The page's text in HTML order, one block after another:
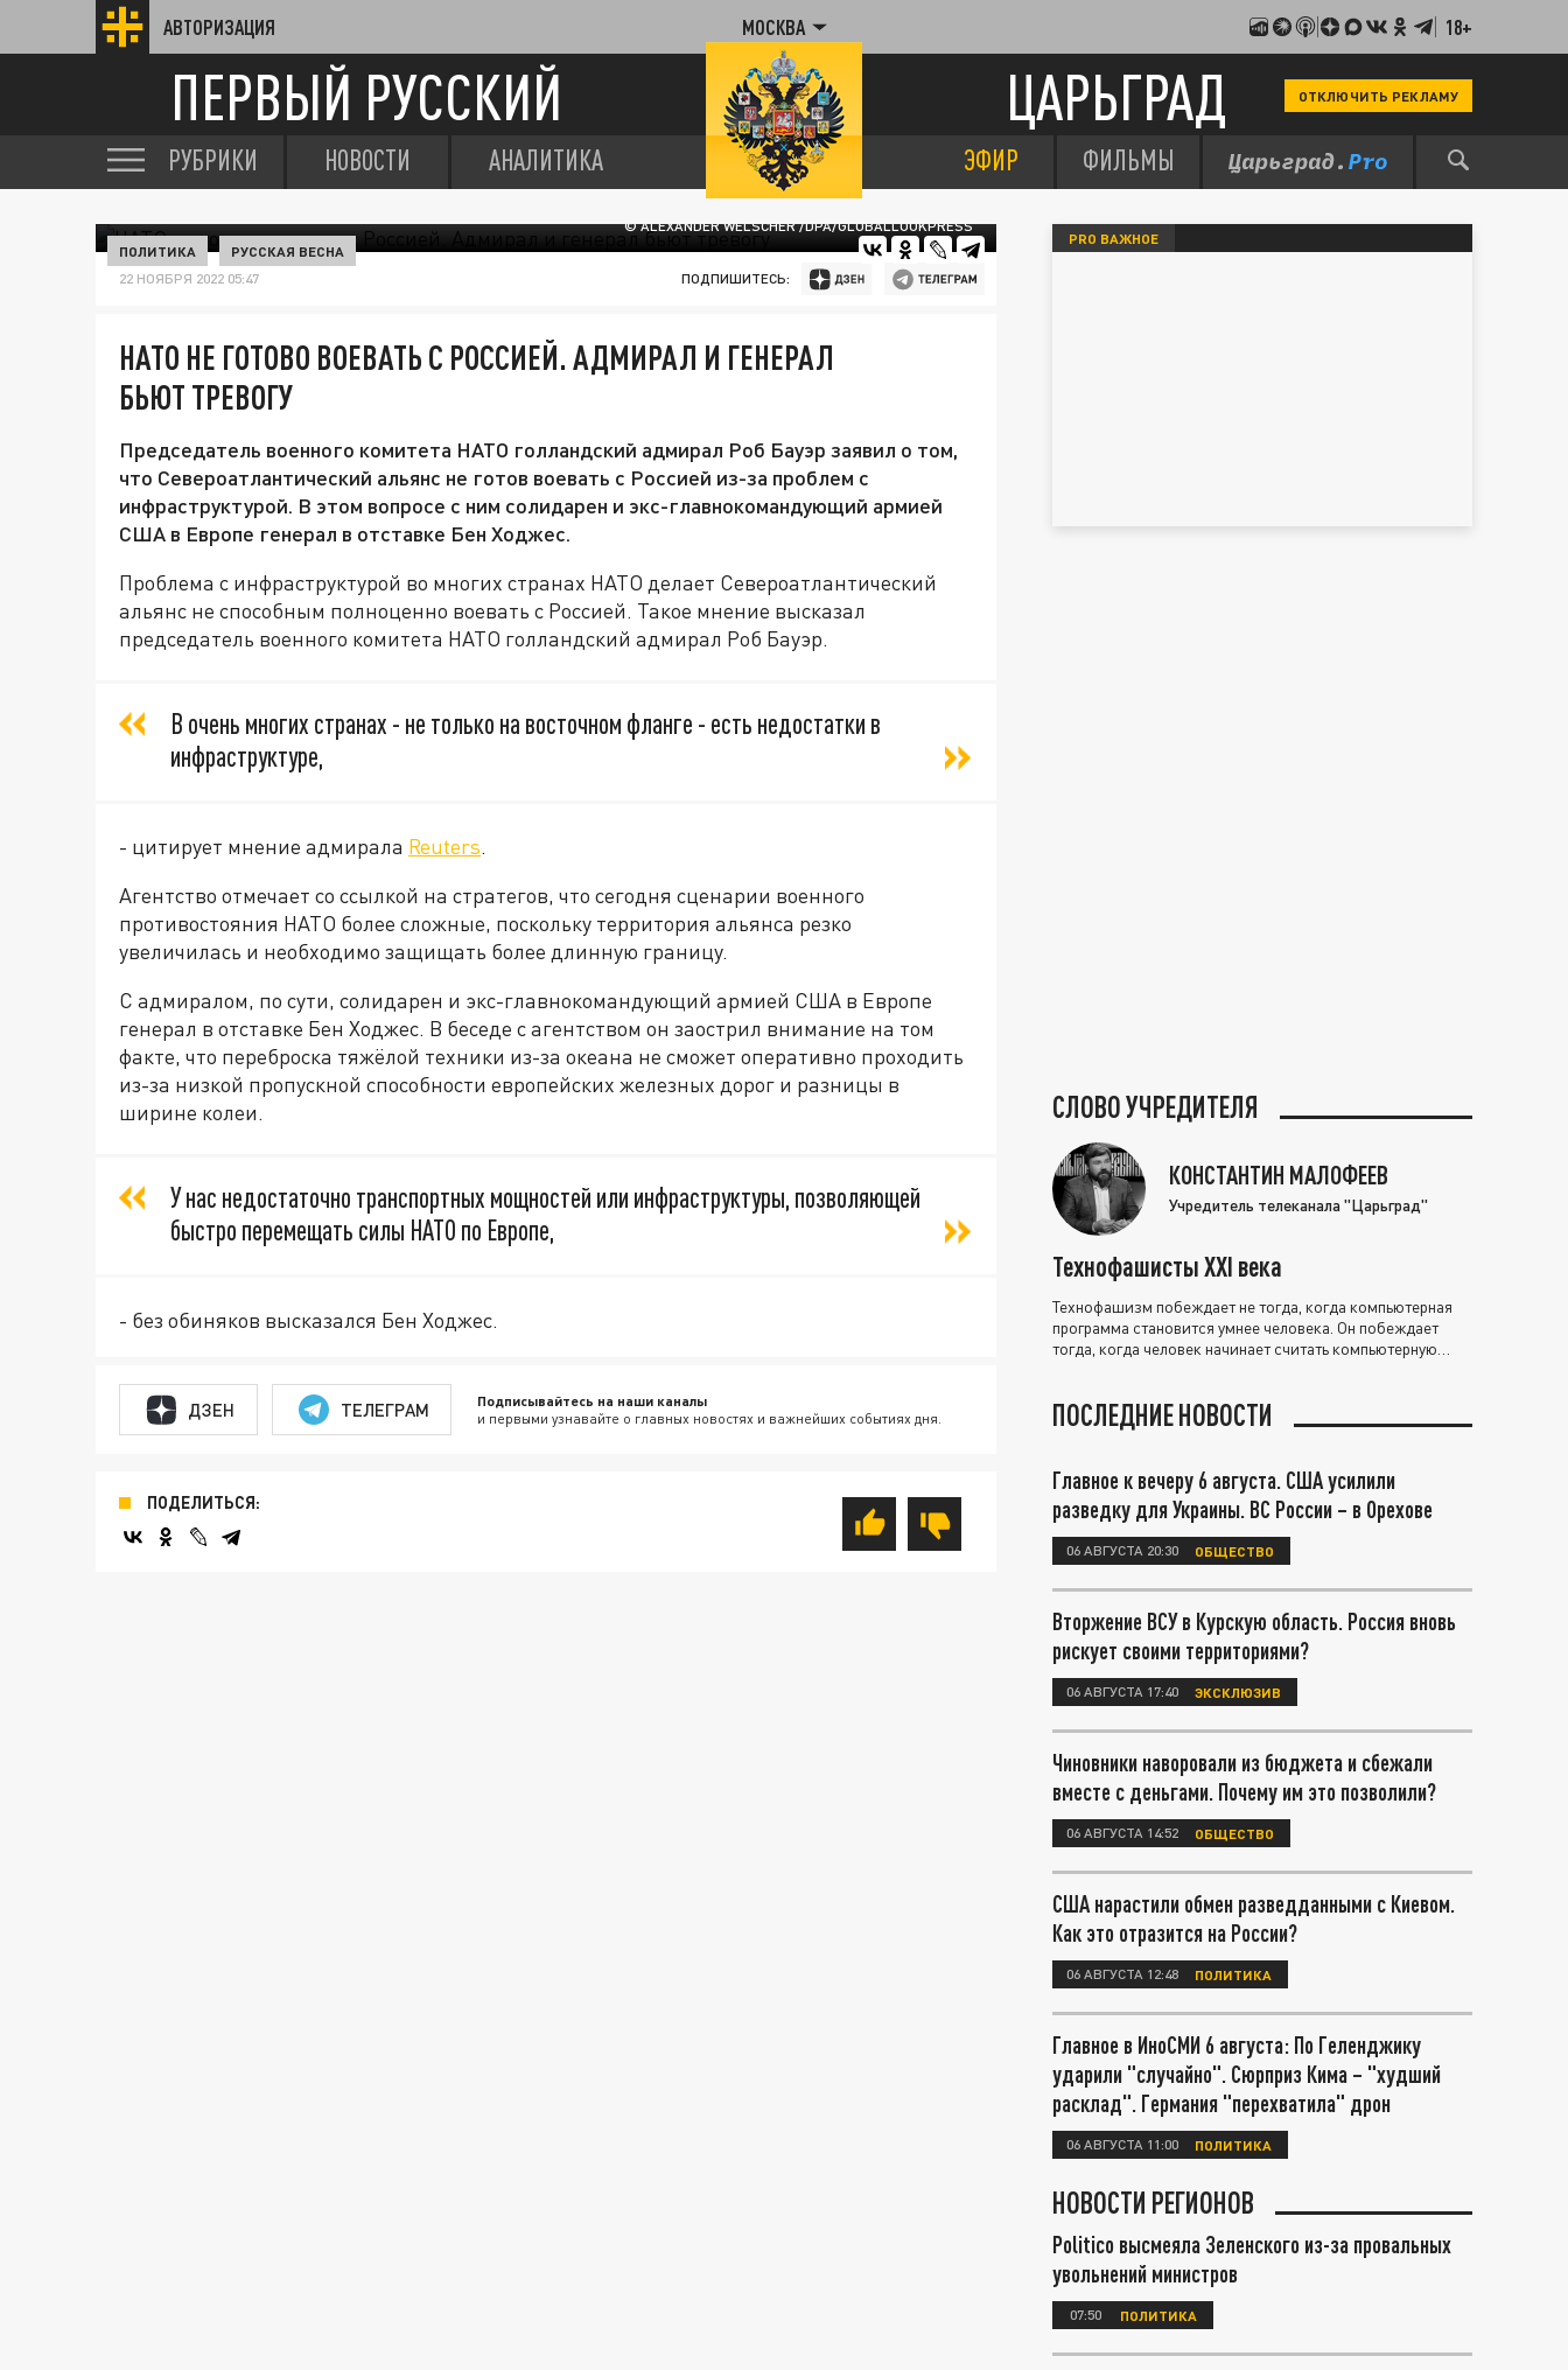
АВТОРИЗАЦИЯ МОСКВА 18+
ПЕРВЫЙ РУССКИЙ ЦАРЬГРАД ОТКЛЮЧИТЬ РЕКЛАМУ
РУБРИКИ НОВОСТИ АНАЛИТИКА ЭФИР ФИЛЬМЫ
© ALEXANDER WELSCHER /DPA/GLOBALLOOKPRESS
ПОЛИТИКА РУССКАЯ ВЕСНА
22 НОЯБРЯ 2022 05:47 ПОДПИШИТЕСЬ:
НАТО НЕ ГОТОВО ВОЕВАТЬ С РОССИЕЙ. АДМИРАЛ И ГЕНЕРАЛ
БЬЮТ ТРЕВОГУ
Председатель военного комитета НАТО голландский адмирал Роб Бауэр заявил о том,
что Североатлантический альянс не готов воевать с Россией из-за проблем с
инфраструктурой. В этом вопросе с ним солидарен и экс-главнокомандующий армией
США в Европе генерал в отставке Бен Ходжес.
Проблема с инфраструктурой во многих странах НАТО делает Североатлантический
альянс не способным полноценно воевать с Россией. Такое мнение высказал
председатель военного комитета НАТО голландский адмирал Роб Бауэр.
В очень многих странах - не только на восточном фланге - есть недостатки в
инфраструктуре,
- цитирует мнение адмирала Reuters.
Агентство отмечает со ссылкой на стратегов, что сегодня сценарии военного
противостояния НАТО более сложные, поскольку территория альянса резко
увеличилась и необходимо защищать более длинную границу.
С адмиралом, по сути, солидарен и экс-главнокомандующий армией США в Европе
генерал в отставке Бен Ходжес. В беседе с агентством он заострил внимание на том
факте, что переброска тяжёлой техники из-за океана не сможет оперативно проходить
из-за низкой пропускной способности европейских железных дорог и разницы в
ширине колеи.
У нас недостаточно транспортных мощностей или инфраструктуры, позволяющей
быстро перемещать силы НАТО по Европе,
- без обиняков высказался Бен Ходжес.
ДЗЕН ТЕЛЕГРАМ Подписывайтесь на наши каналы
и первыми узнавайте о главных новостях и важнейших событиях дня.
ПОДЕЛИТЬСЯ:
PRO ВАЖНОЕ
СЛОВО УЧРЕДИТЕЛЯ
КОНСТАНТИН МАЛОФЕЕВ
Учредитель телеканала "Царьград"
Технофашисты XXI века
Технофашизм побеждает не тогда, когда компьютерная
программа становится умнее человека. Он побеждает
тогда, когда человек начинает считать компьютерную
ПОСЛЕДНИЕ НОВОСТИ
Главное к вечеру 6 августа. США усилили
разведку для Украины. ВС России – в Орехове
06 АВГУСТА 20:30 ОБЩЕСТВО
Вторжение ВСУ в Курскую область. Россия вновь
рискует своими территориями?
06 АВГУСТА 17:40 ЭКСКЛЮЗИВ
Чиновники наворовали из бюджета и сбежали
вместе с деньгами. Почему им это позволили?
06 АВГУСТА 14:52 ОБЩЕСТВО
США нарастили обмен разведданными с Киевом.
Как это отразится на России?
06 АВГУСТА 12:48 ПОЛИТИКА
Главное в ИноСМИ 6 августа: По Геленджику
ударили "случайно". Сюрприз Кима – "худший
расклад". Германия "перехватила" дрон
06 АВГУСТА 11:00 ПОЛИТИКА
НОВОСТИ РЕГИОНОВ
Politico высмеяла Зеленского из-за провальных
увольнений министров
07:50 ПОЛИТИКА